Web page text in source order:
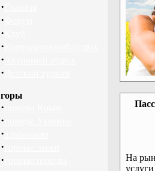
·
·
·
·
·
·
горы
·
·
·
·
·
На